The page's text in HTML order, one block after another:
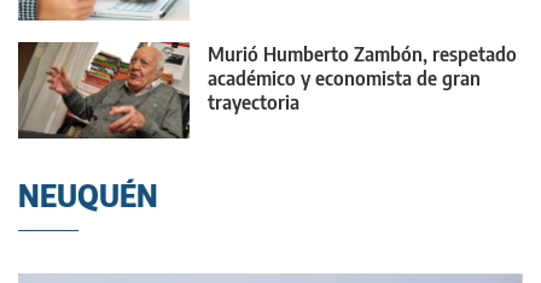
Murió Humberto Zambón, respetado
académico y economista de gran
trayectoria
NEUQUÉN